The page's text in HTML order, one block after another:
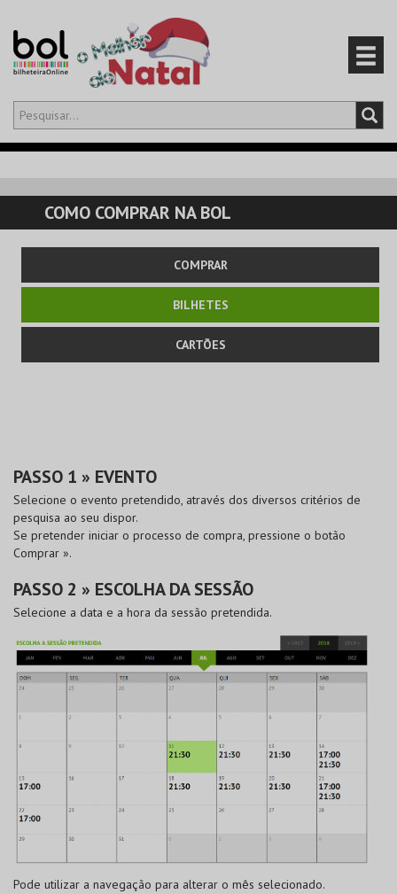
Olá,iniciar sessão
CARRINHO
EVENTOS
CARTÕES
PRODUTOS
COMO COMPRAR NA BOL
COMPRAR
BILHETES
CARTÕES
PASSO 1 » EVENTO
Selecione o evento pretendido, através dos diversos critérios de
pesquisa ao seu dispor.
Se pretender iniciar o processo de compra, pressione o botão
Comprar ».
PASSO 2 » ESCOLHA DA SESSÃO
Selecione a data e a hora da sessão pretendida.
Pode utilizar a navegação para alterar o mês selecionado.